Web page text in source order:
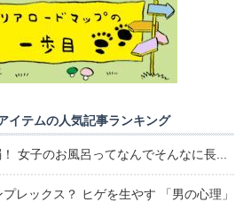
イテムの人気記事ランキング
女子のお風呂ってなんでそんなに長...
レックス？ ヒゲを生やす 「男の心理」